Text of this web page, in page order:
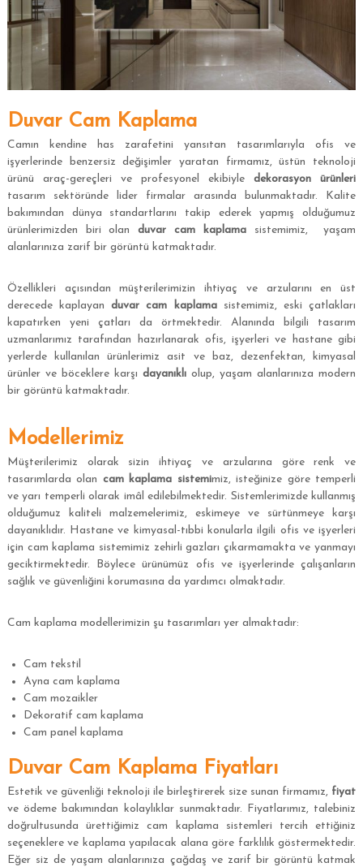
Duvar Cam Kaplama
Camın kendine has zarafetini yansıtan tasarımlarıyla ofis ve
işyerlerinde benzersiz değişimler yaratan firmamız, üstün teknoloji
ürünü araç-gereçleri ve profesyonel ekibiyledekorasyon
ürünleri
tasarım sektöründe lider firmalar arasında bulunmaktadır. Kalite
bakımından dünya standartlarını takip ederek yapmış olduğumuz
ürünlerimizden biri olanduvar cam kaplamasistemimiz, yaşam
alanlarınıza zarif bir görüntü katmaktadır.
Özellikleri açısından müşterilerimizin ihtiyaç ve arzularını en üst
derecede kaplayanduvar cam kaplamasistemimiz, eski çatlakları
kapatırken yeni çatları da örtmektedir. Alanında bilgili tasarım
uzmanlarımız tarafından hazırlanarak ofis, işyerleri ve hastane gibi
yerlerde kullanılan ürünlerimiz asit ve baz, dezenfektan, kimyasal
ürünler ve böceklere karşı dayanıklı olup, yaşam alanlarınıza modern
bir görüntü katmaktadır.
Modellerimiz
Müşterilerimiz olarak sizin ihtiyaç ve arzularına göre renk ve
tasarımlarda olan cam kaplama sistemimiz, isteğinize göre temperli
ve yarı temperli olarak imâl edilebilmektedir. Sistemlerimizde kullanmış
olduğumuz kaliteli malzemelerimiz, eskimeye ve sürtünmeye karşı
dayanıklıdır. Hastane ve kimyasal-tıbbi konularla ilgili ofis ve işyerleri
için cam kaplama sistemimiz zehirli gazları çıkarmamakta ve yanmayı
geciktirmektedir. Böylece ürünümüz ofis ve işyerlerinde çalışanların
sağlık ve güvenliğini korumasına da yardımcı olmaktadır.
Cam kaplama modellerimizin şu tasarımları yer almaktadır:
Cam tekstil
Ayna cam kaplama
Cam mozaikler
Dekoratif cam kaplama
Cam panel kaplama
Duvar Cam Kaplama Fiyatları
Estetik ve güvenliği teknoloji ile birleştirerek size sunan firmamız, fiyat
ve ödeme bakımından kolaylıklar sunmaktadır. Fiyatlarımız, talebiniz
doğrultusunda ürettiğimiz cam kaplama sistemleri tercih ettiğiniz
seçeneklere ve kaplama yapılacak alana göre farklılık göstermektedir.
Eğer siz de yaşam alanlarınıza çağdaş ve zarif bir görüntü katmak